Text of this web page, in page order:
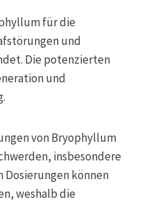
für die
und
Die potenzierten
und
von Bryophyllum
insbesondere
Dosierungen können
weshalb die